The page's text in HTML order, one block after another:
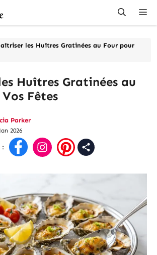
les Huîtres Gratinées au Four pour
Huîtres Gratinées au
Fêtes
Parker
2026
: